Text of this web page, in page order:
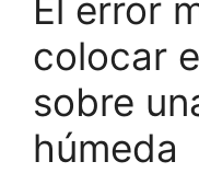
El error
colocar
sobre
húmeda